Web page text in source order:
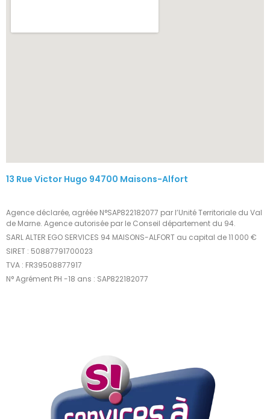
13 Rue Victor Hugo 94700 Maisons-Alfort
Agence déclarée, agréée N°SAP822182077 par l’Unité Territoriale du Val
de Marne. Agence autorisée par le Conseil département du 94.
SARL ALTER EGO SERVICES 94 MAISONS-ALFORT au capital de 11 000 €
SIRET : 50887791700023
TVA : FR39508877917
N° Agrément PH -18 ans : SAP822182077